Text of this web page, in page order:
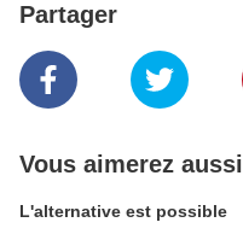
Partager
Vous aimerez aussi
L'alternative est possible